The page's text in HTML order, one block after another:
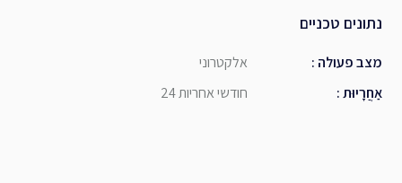
נתונים טכניים
אלקטרוני : מצב פעולה
24 חודשי אחריות
:אַחֲרָיוּת